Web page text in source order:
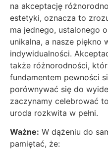
na akceptację
estetyki, oznacza to
ma jednego, ustalonego
unikalna, a nasze piękno
indywidualności.
także różnorodności,
fundamentem pewności
porównywać się do
zaczynamy celebrować
uroda rozkwita w pełni.
Ważne: W dążeniu do
pamiętać, że: